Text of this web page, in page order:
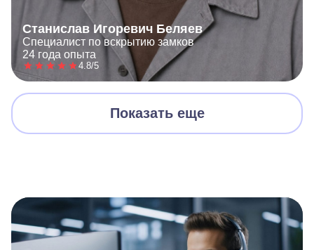
Станислав Игоревич Беляев
Специалист по вскрытию замков
24 года опыта
4.8/5
Показать еще